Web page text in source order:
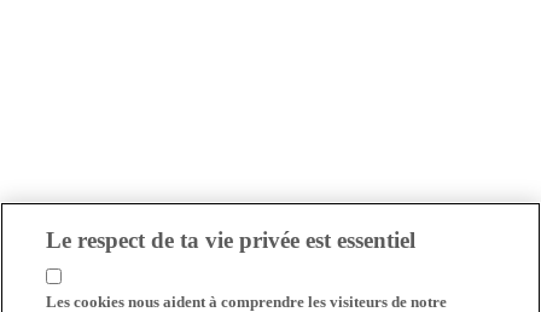
Le respect de ta vie privée est essentiel
Les cookies nous aident à comprendre les visiteurs de notre